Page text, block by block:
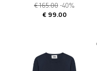
€ 165.00 -40%
€ 99.00